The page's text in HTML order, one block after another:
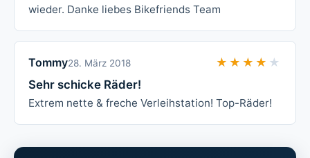
wieder. Danke liebes Bikefriends Team
Tommy28. März 2018 ★★★★★
★★★★★
Sehr schicke Räder!
Extrem nette & freche Verleihstation! Top-Räder!